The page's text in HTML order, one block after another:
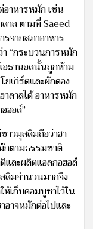
อาหารหมัก เช่น
าล ตามที่ Saeed
จากสภาอาหาร
“กระบวนการหมัก
อธานอลนั้นถูกห้าม
ยเกิร์ตและผักดอง
ลาลได้ อาหารหมัก
ฮอล์”
าวมุสลิมถือว่าฮา
กตามธรรมชาติ
และผลิตแอลกอฮอล์
ลิมจำนวนมากจึง
เก็บคอมบูชาไว้ใน
าจหมักต่อไปและ